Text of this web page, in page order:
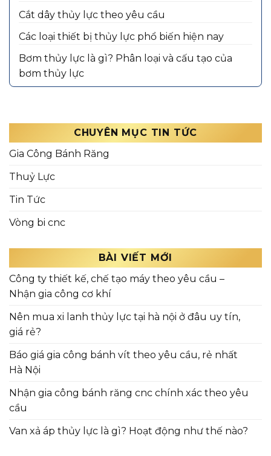
Cắt dây thủy lực theo yêu cầu
Các loại thiết bị thủy lực phổ biến hiện nay
Bơm thủy lực là gì? Phân loại và cấu tạo của
bơm thủy lực
CHUYÊN MỤC TIN TỨC
Gia Công Bánh Răng
Thuỷ Lực
Tin Tức
Vòng bi cnc
BÀI VIẾT MỚI
Công ty thiết kế, chế tạo máy theo yêu cầu –
Nhận gia công cơ khí
Nên mua xi lanh thủy lực tại hà nội ở đâu uy tín,
giá rẻ?
Báo giá gia công bánh vít theo yêu cầu, rẻ nhất
Hà Nội
Nhận gia công bánh răng cnc chính xác theo yêu
cầu
Van xả áp thủy lực là gì? Hoạt động như thế nào?